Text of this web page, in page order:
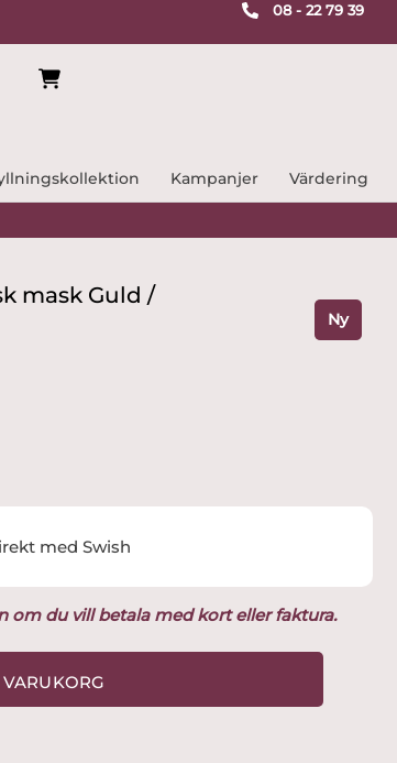
08 - 22 79 39
Kampanjer Värdering
mask Guld /
Ny
om du vill betala med kort eller faktura.
med Swish